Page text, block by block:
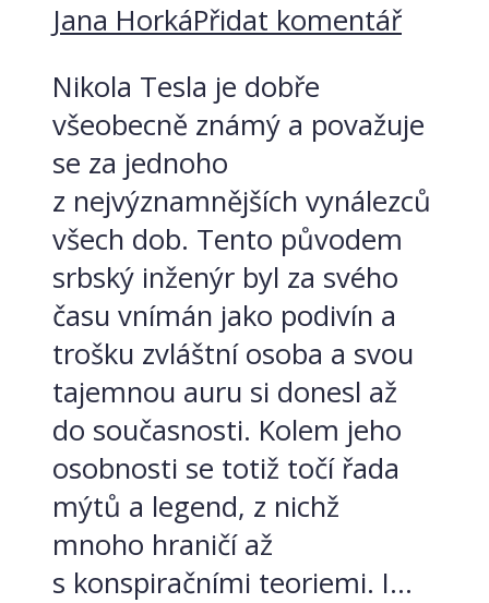
Jana HorkáPřidat komentář
Nikola Tesla je dobře
všeobecně známý a považuje
se za jednoho
z nejvýznamnějších vynálezců
všech dob. Tento původem
srbský inženýr byl za svého
času vnímán jako podivín a
trošku zvláštní osoba a svou
tajemnou auru si donesl až
do současnosti. Kolem jeho
osobnosti se totiž točí řada
mýtů a legend, z nichž
mnoho hraničí až
s konspiračními teoriemi. I...